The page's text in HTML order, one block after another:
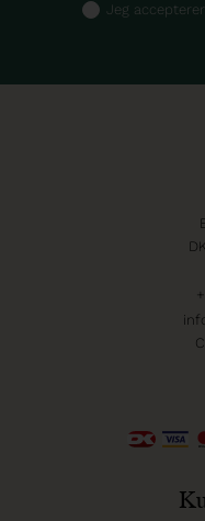
Jeg accepterer